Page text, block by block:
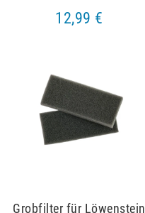
12,99 €
Grobfilter für Löwenstein